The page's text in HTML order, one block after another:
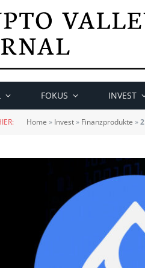
FOKUS INVEST
Home » Invest» Finanzprodukte »